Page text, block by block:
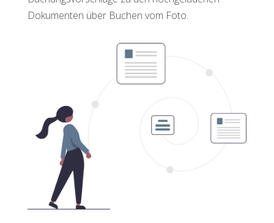
Dokumenten über Buchen vom Foto.